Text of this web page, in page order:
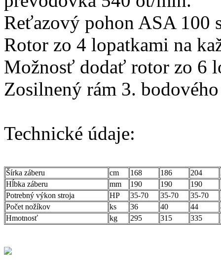
Reťazový pohon ASA 100
Rotor zo 4 lopatkami na
Možnosť dodať rotor zo 6
Zosilnený rám 3. bodového
Technické údaje:
Šírka záberu cm 168 186 204
Hĺbka záberu
mm 190 190 190
Potrebný výkon stroja
HP 35-70 35-70 35-70
Počet nožíkov
ks 36 40 44
Hmotnosť
kg 295 315 335